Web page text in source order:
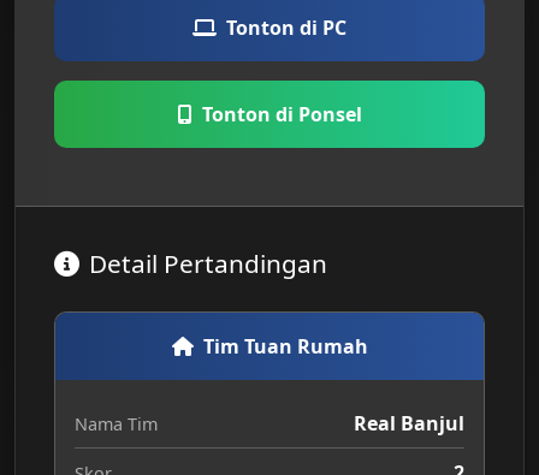
Tonton di PC
Tonton di Ponsel
Detail Pertandingan
Tim Tuan Rumah
Nama Tim Real Banjul